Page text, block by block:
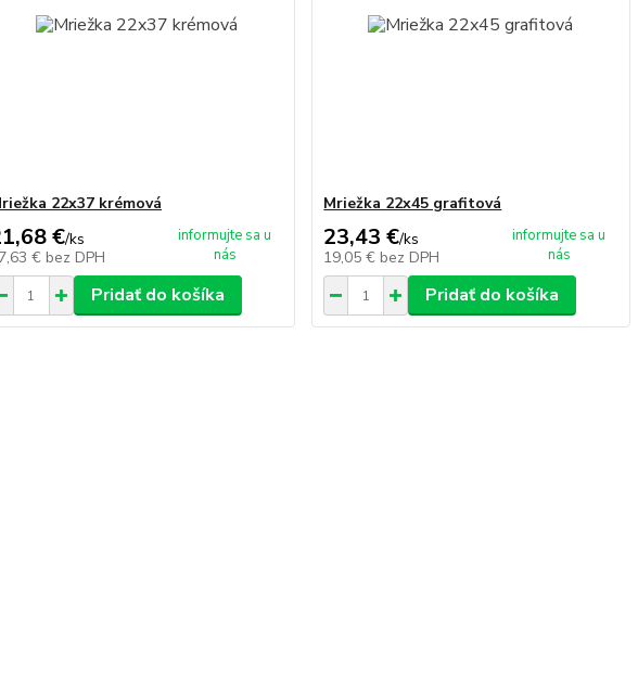
22x37 krémová
€/ks
€ bez DPH
informujte sa u
nás
Pridať do košíka
Mriežka 22x45 grafitová
23,43 €/ks
19,05 € bez DPH
informujte sa u
nás
Pridať do košíka